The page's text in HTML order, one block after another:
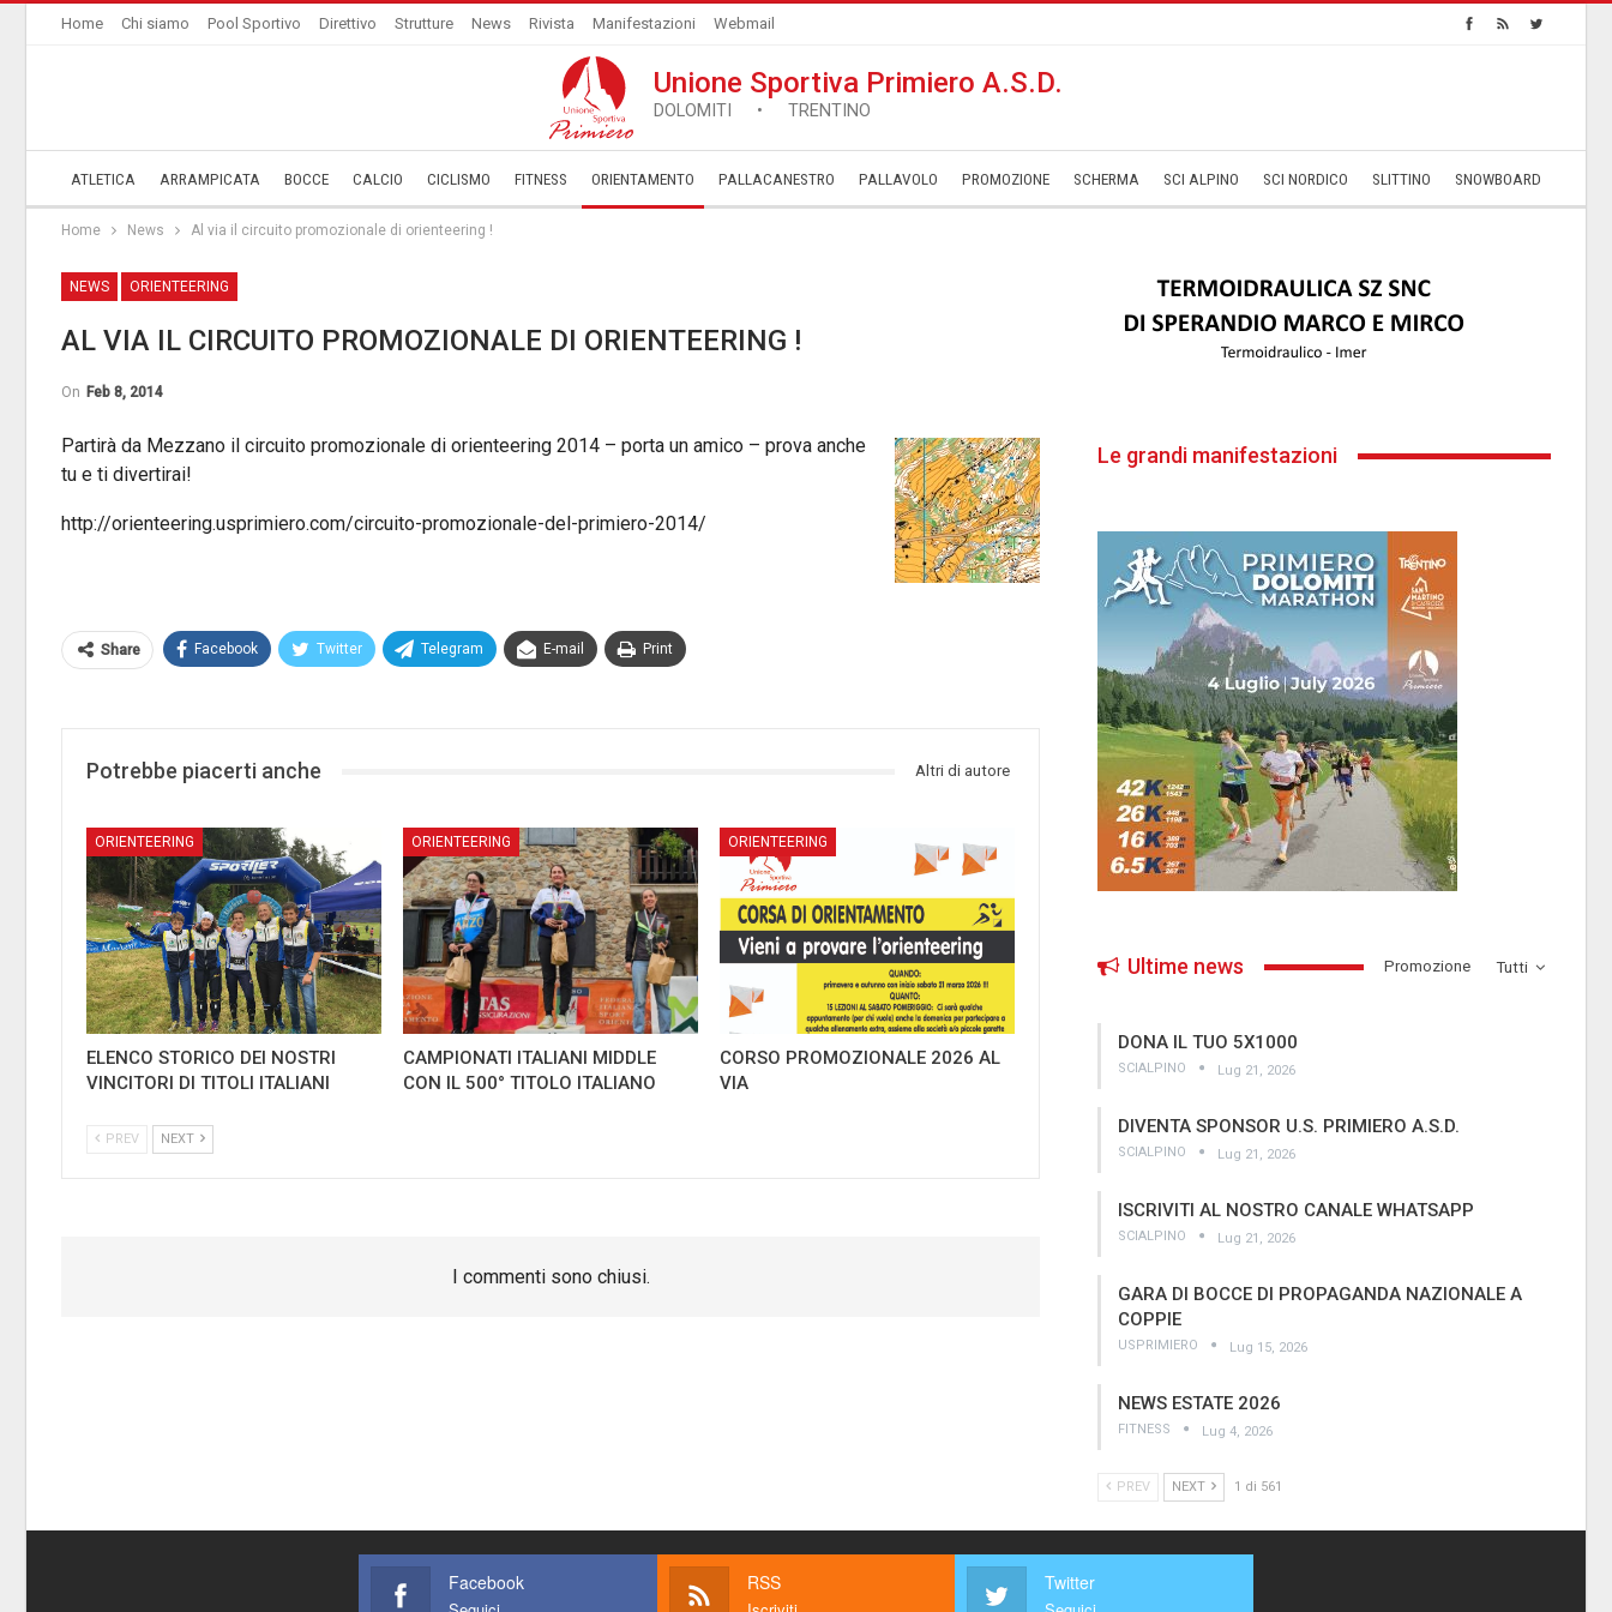
Home Chi siamo Pool Sportivo Direttivo Strutture News Rivista Manifestazioni Webmail
Unione Sportiva Primiero A.S.D.
DOLOMITI • TRENTINO
ATLETICA ARRAMPICATA BOCCE CALCIO CICLISMO FITNESS ORIENTAMENTO PALLACANESTRO PALLAVOLO ­PROMOZIONE SCHERMA SCI ALPINO SCI NORDICO SLITTINO SNOWBOARD
Home News Al via il circuito promozionale di orienteering !
NEWS ORIENTEERING
AL VIA IL CIRCUITO PROMOZIONALE DI ORIENTEERING !
On Feb 8, 2014
Partirà da Mezzano il circuito promozionale di orienteering 2014 – porta un amico – prova anche
tu e ti divertirai!
http://orienteering.usprimiero.com/circuito-promozionale-del-primiero-2014/
Share Facebook Twitter Telegram E-mail Print
Potrebbe piacerti anche Altri di autore
ORIENTEERING
ELENCO STORICO DEI NOSTRI
VINCITORI DI TITOLI ITALIANI
ORIENTEERING
CAMPIONATI ITALIANI MIDDLE
CON IL 500° TITOLO ITALIANO
ORIENTEERING
CORSO PROMOZIONALE 2026 AL
VIA
PREV NEXT
I commenti sono chiusi.
Le grandi manifestazioni
Tutti
Ultime news ­Promozione
DONA IL TUO 5X1000
SCIALPINO Lug 21, 2026
DIVENTA SPONSOR U.S. PRIMIERO A.S.D.
SCIALPINO Lug 21, 2026
ISCRIVITI AL NOSTRO CANALE WHATSAPP
SCIALPINO Lug 21, 2026
GARA DI BOCCE DI PROPAGANDA NAZIONALE A
COPPIE
USPRIMIERO Lug 15, 2026
NEWS ESTATE 2026
FITNESS Lug 4, 2026
PREV NEXT 1 di 561
Facebook RSS Twitter